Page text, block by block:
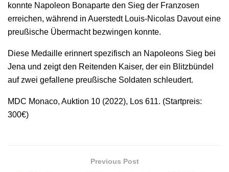
konnte Napoleon Bonaparte den Sieg der Franzosen
erreichen, während in Auerstedt Louis-Nicolas Davout eine
preußische Übermacht bezwingen konnte.
Diese Medaille erinnert spezifisch an Napoleons Sieg bei
Jena und zeigt den Reitenden Kaiser, der ein Blitzbündel
auf zwei gefallene preußische Soldaten schleudert.
MDC Monaco, Auktion 10 (2022), Los 611. (Startpreis:
300€)
Previous Post